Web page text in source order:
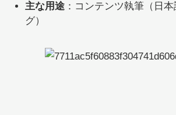
主な用途 ：コンテンツ執筆（日
グ）